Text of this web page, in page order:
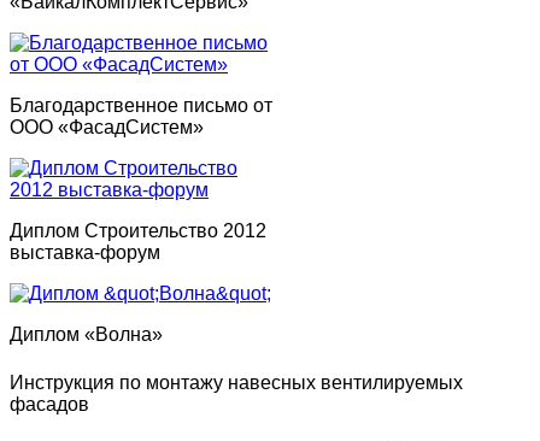
Благодарственное письмо от
ООО «ФасадСистем»
Диплом Строительство 2012
выставка-форум
Диплом «Волна»
Инструкция по монтажу навесных вентилируемых
фасадов